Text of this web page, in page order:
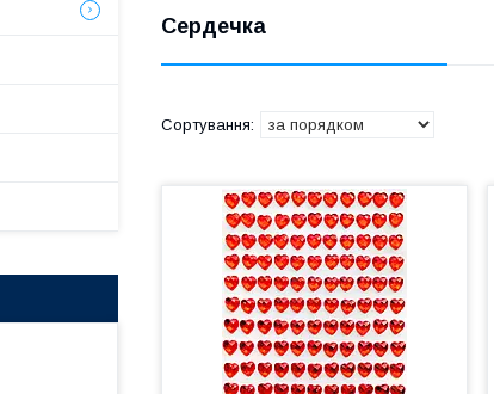
Сердечка